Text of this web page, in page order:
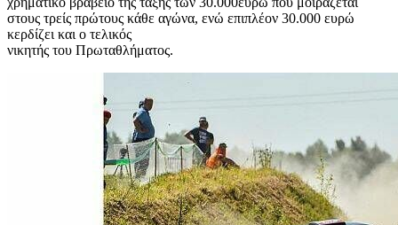
στους τρείς πρώτους κάθε αγώνα, ενώ επιπλέον 30.000 ευρώ
κερδίζει και ο τελικός
νικητής του Πρωταθλήματος.